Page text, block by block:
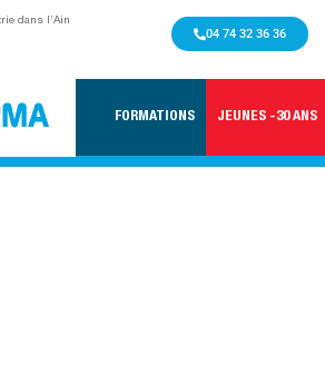
dans l’Ain
04 74 32 36 36
FORMATIONS JEUNES -30 ANS